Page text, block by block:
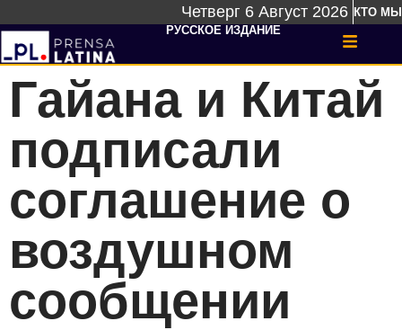
Четверг 6 Август 2026 КТО МЫ
РУССКОЕ ИЗДАНИЕ
Гайана и Китай
подписали
соглашение о
воздушном
сообщении